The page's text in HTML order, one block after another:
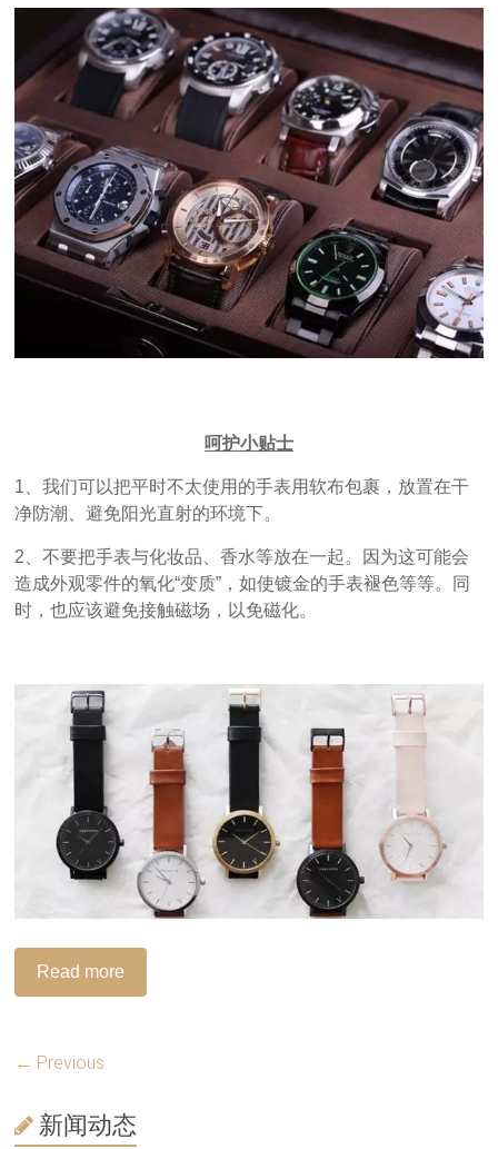
呵护小贴士
1、我们可以把平时不太使用的手表用软布包裹，放置在干
净防潮、避免阳光直射的环境下。
2、不要把手表与化妆品、香水等放在一起。因为这可能会
造成外观零件的氧化“变质”，如使镀金的手表褪色等等。同
时，也应该避免接触磁场，以免磁化。
Read more
← Previous
新闻动态